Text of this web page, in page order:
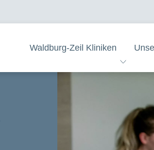
Waldburg-Zeil Kliniken